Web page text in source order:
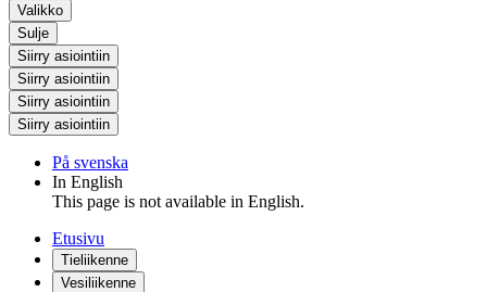
Valikko
Sulje
Siirry asiointiin
Siirry asiointiin
Siirry asiointiin
Siirry asiointiin
På svenska
In English
This page is not available in English.
Etusivu
Tieliikenne
Vesiliikenne